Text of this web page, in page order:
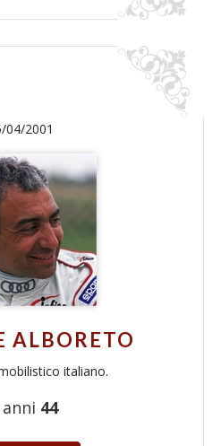
04/2001
ALBORETO
italiano.
44